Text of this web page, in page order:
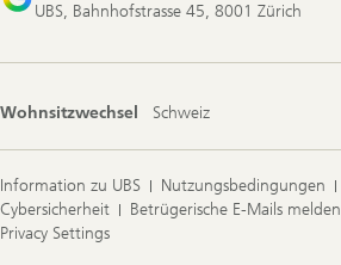
UBS, Bahnhofstrasse 45, 8001 Zürich
Wohnsitzwechsel Schweiz
Information zu UBS Nutzungsbedingungen
Cybersicherheit
Betrügerische E-Mails melden
Privacy Settings